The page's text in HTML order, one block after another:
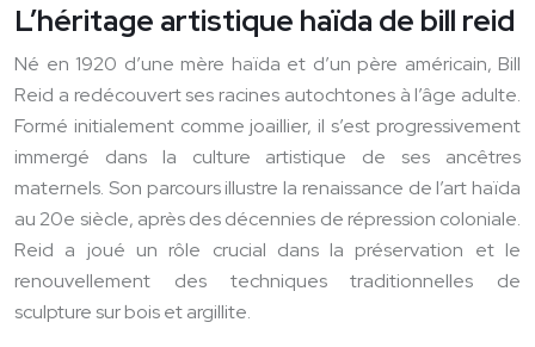
L’héritage artistique haïda de bill reid
Né en 1920 d’une mère haïda et d’un père américain, Bill
Reid a redécouvert ses racines autochtones à l’âge adulte.
Formé initialement comme joaillier, il s’est progressivement
immergé dans la culture artistique de ses ancêtres
maternels. Son parcours illustre la renaissance de l’art haïda
au 20e siècle, après des décennies de répression coloniale.
Reid a joué un rôle crucial dans la préservation et le
renouvellement des techniques traditionnelles de
sculpture sur bois et argillite.